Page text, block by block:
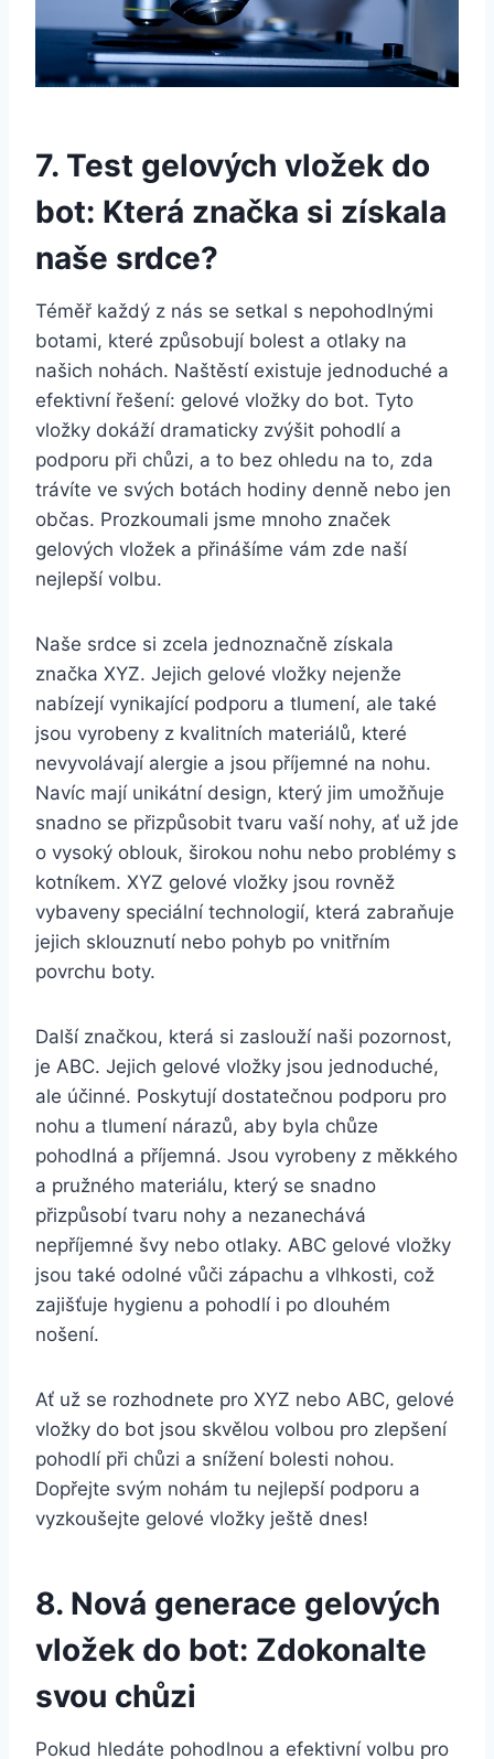
7.‍ Test⁣ gelových vložek do
bot: Která​ značka si ⁣získala
naše srdce?
Téměř ⁣každý z⁣ nás se setkal s nepohodlnými
botami,​ které způsobují bolest ​a otlaky ⁣na
našich ⁤nohách. Naštěstí existuje jednoduché a
‍efektivní řešení: gelové⁣ vložky ‍do⁣ bot. Tyto
vložky dokáží ⁤dramaticky zvýšit pohodlí a
podporu ⁤při ​chůzi, a to bez ohledu na to, zda
trávíte ve svých botách hodiny denně‍ nebo jen
občas. Prozkoumali jsme mnoho značek‌
gelových ​vložek ‌a přinášíme vám zde naší
nejlepší volbu.
Naše srdce ⁢si⁣ zcela jednoznačně‍ získala
‌značka XYZ. ⁢Jejich gelové vložky⁢ nejenže
nabízejí⁤ vynikající podporu a tlumení, ale také
⁣jsou ⁢vyrobeny z kvalitních materiálů, které⁢
nevyvolávají alergie a jsou příjemné na nohu.
Navíc mají ​unikátní design,‍ který jim umožňuje
snadno se ⁢přizpůsobit tvaru vaší⁢ nohy, ať už jde
o vysoký ⁤oblouk, širokou nohu nebo ‌problémy ‌s
kotníkem. ⁤XYZ ⁢gelové vložky jsou⁤ rovněž
vybaveny speciální technologií, která zabraňuje
⁤jejich sklouznutí⁣ nebo pohyb​ po‍ vnitřním
povrchu boty.
Další značkou, ⁢která si zaslouží naši pozornost,
je ABC.​ Jejich gelové ⁤vložky jsou⁤ jednoduché,
ale účinné. ⁣Poskytují dostatečnou podporu pro
nohu ⁣a tlumení‌ nárazů,‍ aby ​byla ‍chůze
pohodlná a příjemná. ​Jsou vyrobeny⁣ z měkkého
a pružného materiálu, který‌ se snadno
přizpůsobí⁢ tvaru⁤ nohy a nezanechává
nepříjemné‌ švy⁣ nebo otlaky. ABC ⁢gelové vložky
⁢jsou⁤ také odolné ⁤vůči zápachu a vlhkosti, což
zajišťuje hygienu a pohodlí i po⁤ dlouhém
nošení.
Ať už se rozhodnete pro​ XYZ nebo ABC, gelové
vložky ⁢do‌ bot ⁣jsou skvělou volbou pro zlepšení
pohodlí ​při ‌chůzi a⁤ snížení‌ bolesti nohou.
Dopřejte svým​ nohám tu nejlepší podporu a
vyzkoušejte ⁣gelové ‍vložky⁣ ještě⁣ dnes!
8. Nová generace gelových
vložek do ​bot:⁢ Zdokonalte‍
svou chůzi
Pokud‍ hledáte pohodlnou a efektivní volbu pro